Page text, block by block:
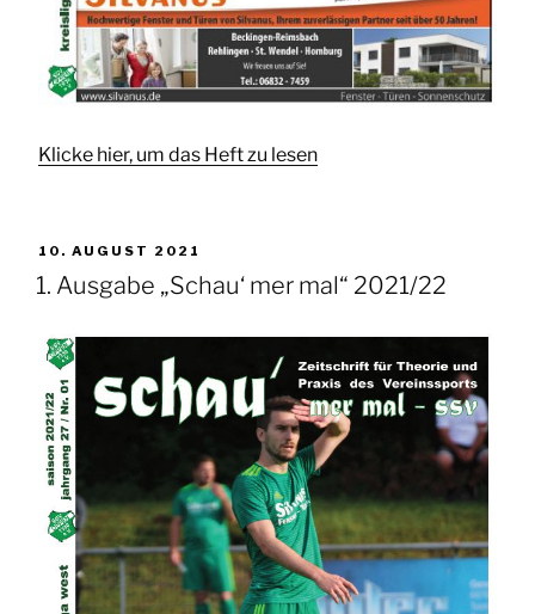
Klicke hier, um das Heft zu lesen
VERÖFFENTLICHT
AM
10. AUGUST 2021
1. Ausgabe „Schau‘ mer mal“ 2021/22